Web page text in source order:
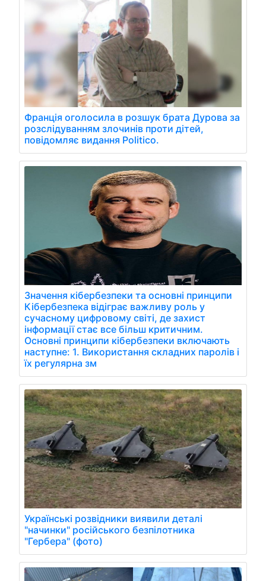
Франція оголосила в розшук брата Дурова за
розслідуванням злочинів проти дітей,
повідомляє видання Politico.
Значення кібербезпеки та основні принципи
Кібербезпека відіграє важливу роль у
сучасному цифровому світі, де захист
інформації стає все більш критичним.
Основні принципи кібербезпеки включають
наступне: 1. Використання складних паролів і
їх регулярна зм
Українські розвідники виявили деталі
"начинки" російського безпілотника
"Гербера" (фото)